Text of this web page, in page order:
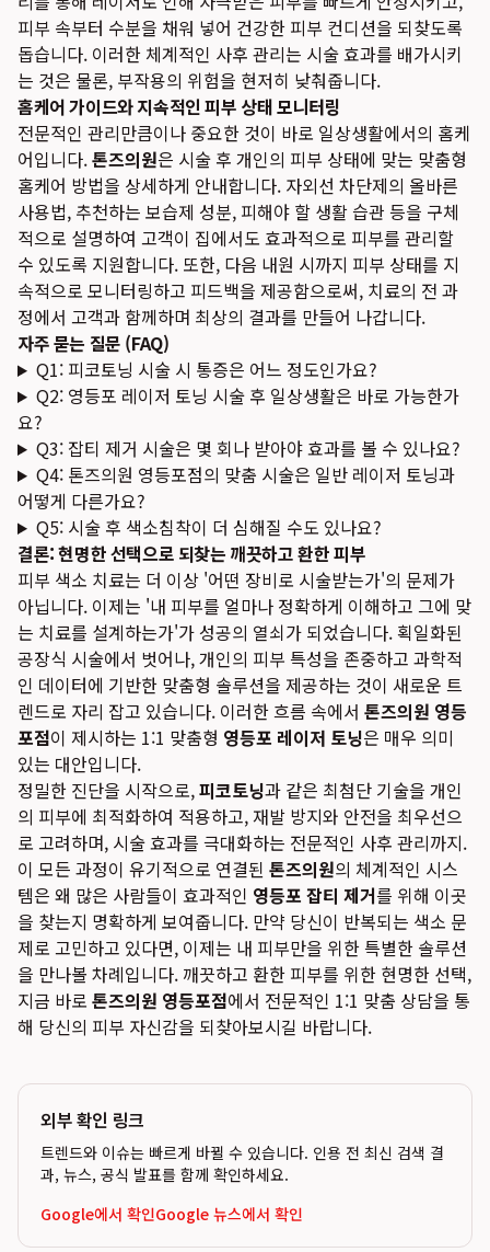
피부 속부터 수분을 채워 넣어 건강한 피부 컨디션을 되찾도록
돕습니다. 이러한 체계적인 사후 관리는 시술 효과를 배가시키
는 것은 물론, 부작용의 위험을 현저히 낮춰줍니다.
홈케어 가이드와 지속적인 피부 상태 모니터링
전문적인 관리만큼이나 중요한 것이 바로 일상생활에서의 홈케
어입니다.톤즈의원은 시술 후 개인의 피부 상태에 맞는 맞춤형
홈케어 방법을 상세하게 안내합니다. 자외선 차단제의 올바른
사용법, 추천하는 보습제 성분, 피해야 할 생활 습관 등을 구체
적으로 설명하여 고객이 집에서도 효과적으로 피부를 관리할
수 있도록 지원합니다. 또한, 다음 내원 시까지 피부 상태를 지
속적으로 모니터링하고 피드백을 제공함으로써, 치료의 전 과
정에서 고객과 함께하며 최상의 결과를 만들어 나갑니다.
자주 묻는 질문 (FAQ)
Q1: 피코토닝 시술 시 통증은 어느 정도인가요?
Q2: 영등포 레이저 토닝 시술 후 일상생활은 바로 가능한가
요?
Q3: 잡티 제거 시술은 몇 회나 받아야 효과를 볼 수 있나요?
Q4: 톤즈의원 영등포점의 맞춤 시술은 일반 레이저 토닝과
어떻게 다른가요?
Q5: 시술 후 색소침착이 더 심해질 수도 있나요?
결론: 현명한 선택으로 되찾는 깨끗하고 환한 피부
피부 색소 치료는 더 이상 '어떤 장비로 시술받는가'의 문제가
아닙니다. 이제는 '내 피부를 얼마나 정확하게 이해하고 그에 맞
는 치료를 설계하는가'가 성공의 열쇠가 되었습니다. 획일화된
공장식 시술에서 벗어나, 개인의 피부 특성을 존중하고 과학적
인 데이터에 기반한 맞춤형 솔루션을 제공하는 것이 새로운 트
렌드로 자리 잡고 있습니다. 이러한 흐름 속에서 톤즈의원 영등
포점이 제시하는 1:1 맞춤형 영등포 레이저 토닝은 매우 의미
있는 대안입니다.
정밀한 진단을 시작으로,피코토닝과 같은 최첨단 기술을 개인
의 피부에 최적화하여 적용하고, 재발 방지와 안전을 최우선으
로 고려하며, 시술 효과를 극대화하는 전문적인 사후 관리까지.
이 모든 과정이 유기적으로 연결된 톤즈의원의 체계적인 시스
템은 왜 많은 사람들이 효과적인 영등포 잡티 제거를 위해 이곳
을 찾는지 명확하게 보여줍니다. 만약 당신이 반복되는 색소 문
제로 고민하고 있다면, 이제는 내 피부만을 위한 특별한 솔루션
을 만나볼 차례입니다. 깨끗하고 환한 피부를 위한 현명한 선택,
지금 바로 톤즈의원 영등포점에서 전문적인 1:1 맞춤 상담을 통
해 당신의 피부 자신감을 되찾아보시길 바랍니다.
외부 확인 링크
트렌드와 이슈는 빠르게 바뀔 수 있습니다. 인용 전 최신 검색 결
과, 뉴스, 공식 발표를 함께 확인하세요.
Google에서 확인Google 뉴스에서 확인